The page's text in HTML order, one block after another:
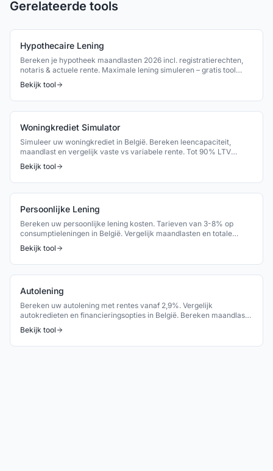
Gerelateerde tools
Hypothecaire Lening
Bereken je hypotheek maandlasten 2026 incl. registratierechten,
notaris & actuele rente. Maximale lening simuleren – gratis tool
België.
Bekijk tool
Woningkrediet Simulator
Simuleer uw woningkrediet in België. Bereken leencapaciteit,
maandlast en vergelijk vaste vs variabele rente. Tot 90% LTV
mogelijk.
Bekijk tool
Persoonlijke Lening
Bereken uw persoonlijke lening kosten. Tarieven van 3-8% op
consumptieleningen in België. Vergelijk maandlasten en totale
kosten.
Bekijk tool
Autolening
Bereken uw autolening met rentes vanaf 2,9%. Vergelijk
autokredieten en financieringsopties in België. Bereken maandlast
en TAEG.
Bekijk tool